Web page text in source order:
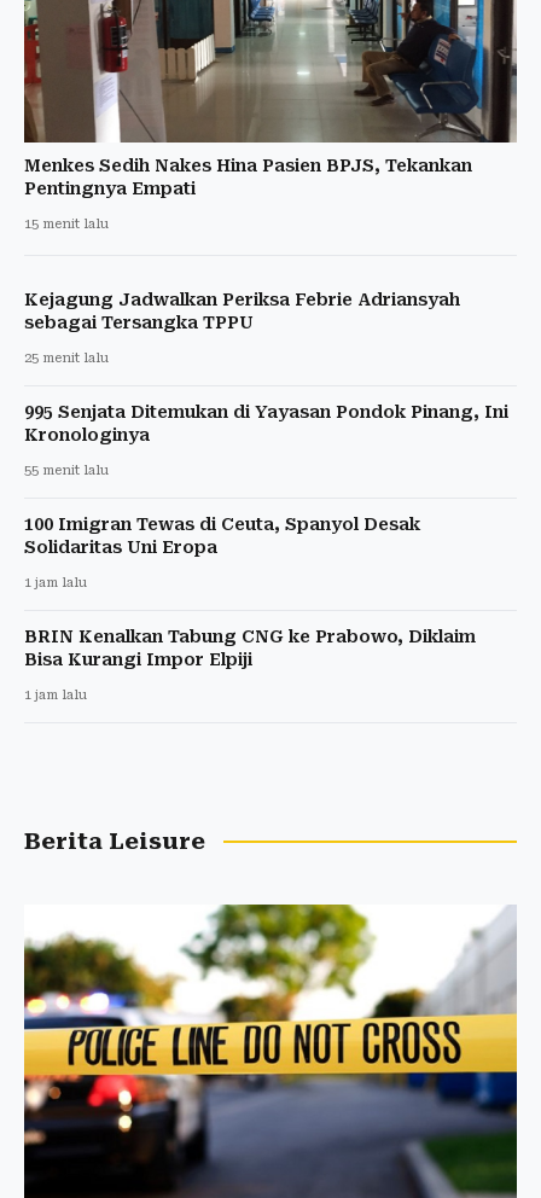
Menkes Sedih Nakes Hina Pasien BPJS, Tekankan
Pentingnya Empati
15 menit lalu
Kejagung Jadwalkan Periksa Febrie Adriansyah
sebagai Tersangka TPPU
25 menit lalu
995 Senjata Ditemukan di Yayasan Pondok Pinang, Ini
Kronologinya
55 menit lalu
100 Imigran Tewas di Ceuta, Spanyol Desak
Solidaritas Uni Eropa
1 jam lalu
BRIN Kenalkan Tabung CNG ke Prabowo, Diklaim
Bisa Kurangi Impor Elpiji
1 jam lalu
Berita Leisure